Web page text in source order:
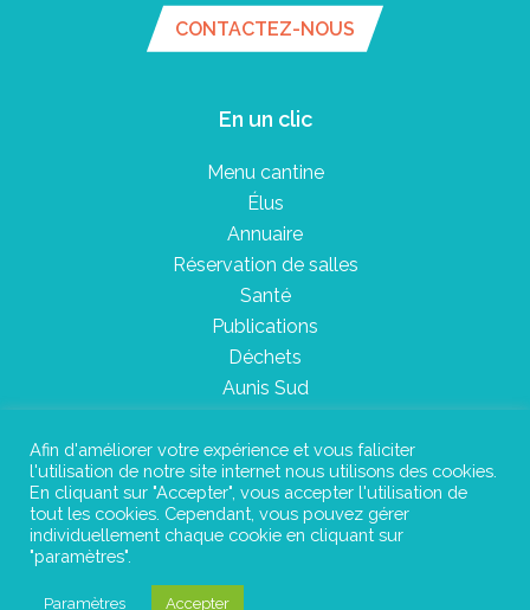
CONTACTEZ-NOUS
En un clic
Menu cantine
Élus
Annuaire
Réservation de salles
Santé
Publications
Déchets
Aunis Sud
Plan du site
Mentions légales
Afin d'améliorer votre expérience et vous faliciter
l'utilisation de notre site internet nous utilisons des cookies.
En cliquant sur "Accepter", vous accepter l'utilisation de
tout les cookies. Cependant, vous pouvez gérer
individuellement chaque cookie en cliquant sur
"paramètres".
Paramètres Accepter